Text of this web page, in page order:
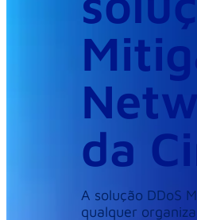
da
A solução DDoS
qualquer